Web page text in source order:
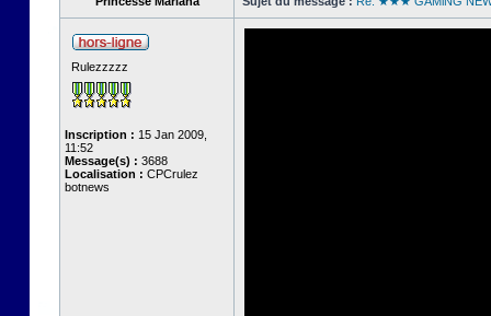
Rulezzzzz
Inscription : 15 Jan 2009,
11:52
Message(s) : 3688
Localisation : CPCrulez
botnews